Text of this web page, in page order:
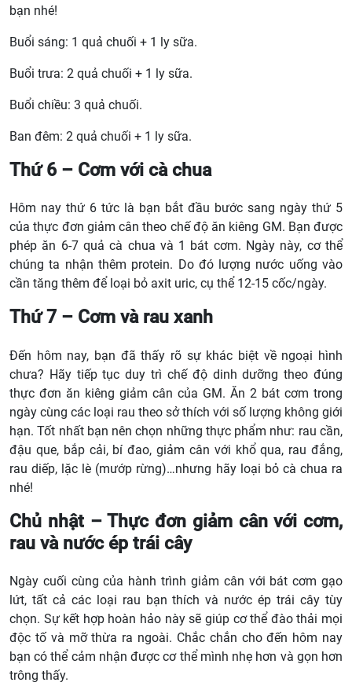
bạn nhé!
Buổi sáng: 1 quả chuối + 1 ly sữa.
Buổi trưa: 2 quả chuối + 1 ly sữa.
Buổi chiều: 3 quả chuối.
Ban đêm: 2 quả chuối + 1 ly sữa.
Thứ 6 – Cơm với cà chua
Hôm nay thứ 6 tức là bạn bắt đầu bước sang ngày thứ 5
của thực đơn giảm cân theo chế độ ăn kiêng GM. Bạn được
phép ăn 6-7 quả cà chua và 1 bát cơm. Ngày này, cơ thể
chúng ta nhận thêm protein. Do đó lượng nước uống vào
cần tăng thêm để loại bỏ axit uric, cụ thể 12-15 cốc/ngày.
Thứ 7 – Cơm và rau xanh
Đến hôm nay, bạn đã thấy rõ sự khác biệt về ngoại hình
chưa? Hãy tiếp tục duy trì chế độ dinh dưỡng theo đúng
thực đơn ăn kiêng giảm cân của GM. Ăn 2 bát cơm trong
ngày cùng các loại rau theo sở thích với số lượng không giới
hạn. Tốt nhất bạn nên chọn những thực phẩm như: rau cần,
đậu que, bắp cải, bí đao, giảm cân với khổ qua, rau đắng,
rau diếp, lặc lè (mướp rừng)…nhưng hãy loại bỏ cà chua ra
nhé!
Chủ nhật – Thực đơn giảm cân với cơm,
rau và nước ép trái cây
Ngày cuối cùng của hành trình giảm cân với bát cơm gạo
lứt, tất cả các loại rau bạn thích và nước ép trái cây tùy
chọn. Sự kết hợp hoàn hảo này sẽ giúp cơ thể đào thải mọi
độc tố và mỡ thừa ra ngoài. Chắc chắn cho đến hôm nay
bạn có thể cảm nhận được cơ thể mình nhẹ hơn và gọn hơn
trông thấy.